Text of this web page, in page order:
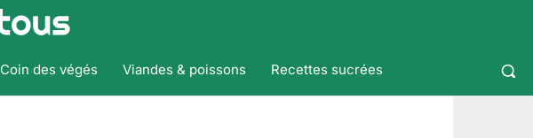
Coin des végés Viandes & poissons Recettes sucrées